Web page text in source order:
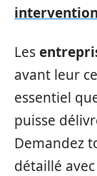
Les
avant leur
essentiel
puisse
Demandez
détaillé